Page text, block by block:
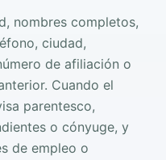
nombres completos,
ciudad,
de afiliación o
Cuando el
parentesco,
o cónyuge, y
de empleo o